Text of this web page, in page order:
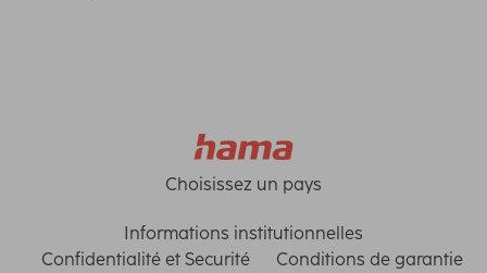
Choisissez un pays
Informations institutionnelles
Confidentialité et Securité
Conditions de garantie